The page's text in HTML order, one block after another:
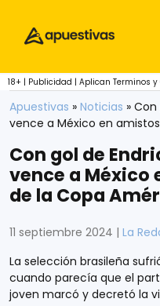
18+ | Publicidad | Aplican Terminos
Apuestivas » Noticias » Con
vence a México en
Con gol de
vence a México
de la Copa
11 septiembre 2024 | La
La selección brasileña
cuando parecía que el
joven marcó y decretó la